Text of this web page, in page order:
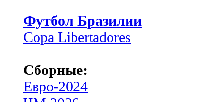
Футбол Бразилии
Copa Libertadores
Сборные:
Евро-2024